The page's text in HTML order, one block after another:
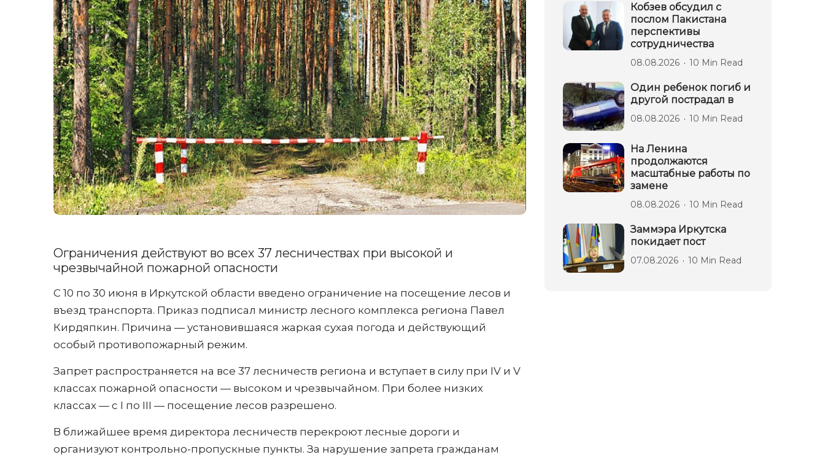
Ограничения действуют во всех 37 лесничествах при высокой и
чрезвычайной пожарной опасности
С 10 по 30 июня в Иркутской области введено ограничение на посещение лесов и
въезд транспорта. Приказ подписал министр лесного комплекса региона Павел
Кирдяпкин. Причина — установившаяся жаркая сухая погода и действующий
особый противопожарный режим.
Запрет распространяется на все 37 лесничеств региона и вступает в силу при IV и V
классах пожарной опасности — высоком и чрезвычайном. При более низких
классах — с I по III — посещение лесов разрешено.
В ближайшее время директора лесничеств перекроют лесные дороги и
организуют контрольно-пропускные пункты. За нарушение запрета гражданам
Кобзев обсудил с
послом Пакистана
перспективы
сотрудничества
08.08.2026 10 Min Read
Один ребенок погиб и
другой пострадал в
08.08.2026 10 Min Read
На Ленина
продолжаются
масштабные работы по
замене
08.08.2026 10 Min Read
Заммэра Иркутска
покидает пост
07.08.2026 10 Min Read